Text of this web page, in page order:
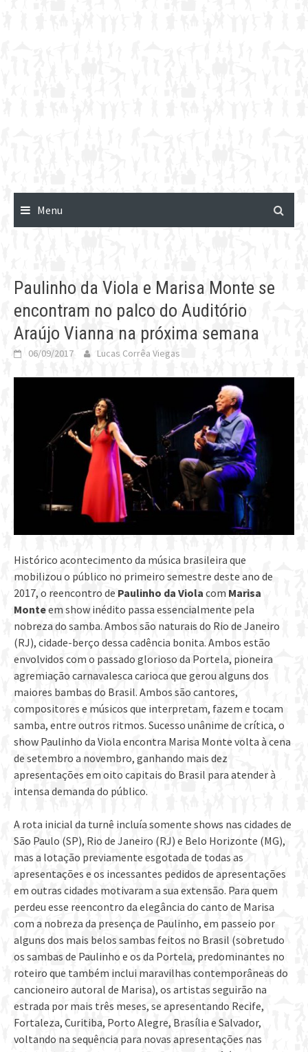
Menu
Paulinho da Viola e Marisa Monte se
encontram no palco do Auditório
Araújo Vianna na próxima semana
06/09/2017 Lucas Corrêa Viegas
Histórico acontecimento da música brasileira que
mobilizou o público no primeiro semestre deste ano de
2017, o reencontro de Paulinho da Viola com Marisa
Monteem show inédito passa essencialmente pela
nobreza do samba. Ambos são naturais do Rio de Janeiro
(RJ), cidade-berço dessa cadência bonita. Ambos estão
envolvidos com o passado glorioso da Portela, pioneira
agremiação carnavalesca carioca que gerou alguns dos
maiores bambas do Brasil. Ambos são cantores,
compositores e músicos que interpretam, fazem e tocam
samba, entre outros ritmos. Sucesso unânime de crítica, o
show Paulinho da Viola encontra Marisa Monte volta à cena
de setembro a novembro, ganhando mais dez
apresentações em oito capitais do Brasil para atender à
intensa demanda do público.
A rota inicial da turnê incluía somente shows nas cidades de
São Paulo (SP), Rio de Janeiro (RJ) e Belo Horizonte (MG),
mas a lotação previamente esgotada de todas as
apresentações e os incessantes pedidos de apresentações
em outras cidades motivaram a sua extensão. Para quem
perdeu esse reencontro da elegância do canto de Marisa
com a nobreza da presença de Paulinho, em passeio por
alguns dos mais belos sambas feitos no Brasil (sobretudo
os sambas de Paulinho e os da Portela, predominantes no
roteiro que também inclui maravilhas contemporâneas do
cancioneiro autoral de Marisa), os artistas seguirão na
estrada por mais três meses, se apresentando Recife,
Fortaleza, Curitiba, Porto Alegre, Brasília e Salvador,
voltando na sequência para novas apresentações nas